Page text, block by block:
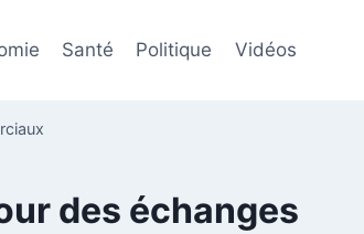
Santé Politique Vidéos
des échanges